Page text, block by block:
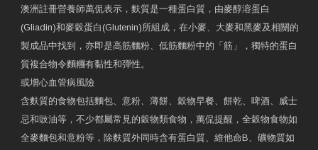
澳洲註冊營養師萬侃表示，麩質是一種蛋白質，由麥醇溶蛋白
(Gliadin)和麥穀蛋白(Glutenin)所組成，在小麥、大麥和黑麥及相關的
製成品中找到，亦即是高筋麵粉、低筋麵粉中的「筋」，獨特的蛋白
質複合物令麵糰有黏性和彈性。
或增心血管病風險
含麩質的食物包括麵包、意粉、薄餅、穀物早餐、餅乾、啤酒、威士
忌和豉油等，不少都屬常見的穀物類食物，萬侃提醒，全穀物食物如
全麥麵包和意粉等，除麩質外同時含有蛋白質、維他命B、礦物質如